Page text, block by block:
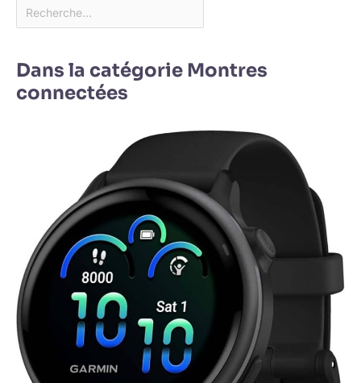
Dans la catégorie Montres
connectées